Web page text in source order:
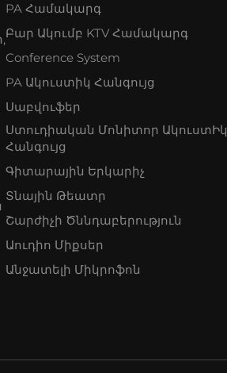
PA Համակարգ
Բար Ակումբ KTV Համակարգ
Conference System
PA Ակուստիկ Հանգույց
Սաբվուֆեր
Ստուդիական Մոնիտոր ԱկուստԻկ
Հանգույց
Գիտարային Երկարիչ
Տնային Թեատր
Շարժիչի Ծննդաբերություն
Աուդիո Միքսեր
Անջատելի Միկրոֆոն